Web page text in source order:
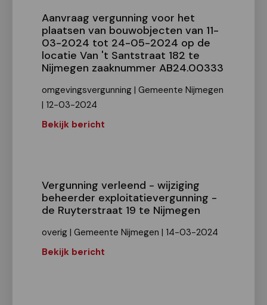
Aanvraag vergunning voor het
plaatsen van bouwobjecten van 11-
03-2024 tot 24-05-2024 op de
locatie Van 't Santstraat 182 te
Nijmegen zaaknummer AB24.00333
omgevingsvergunning | Gemeente Nijmegen
| 12-03-2024
Bekijk bericht
Vergunning verleend - wijziging
beheerder exploitatievergunning -
de Ruyterstraat 19 te Nijmegen
overig | Gemeente Nijmegen | 14-03-2024
Bekijk bericht